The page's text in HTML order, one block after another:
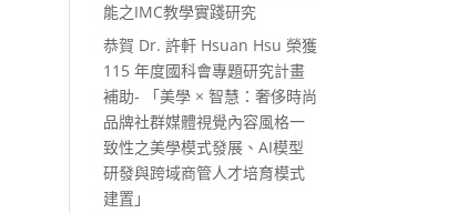
能之IMC教學實踐研究
恭賀 Dr. 許軒 Hsuan Hsu 榮獲
115 年度國科會專題研究計畫
補助- 「美學 × 智慧：奢侈時尚
品牌社群媒體視覺內容風格一
致性之美學模式發展、AI模型
研發與跨域商管人才培育模式
建置」